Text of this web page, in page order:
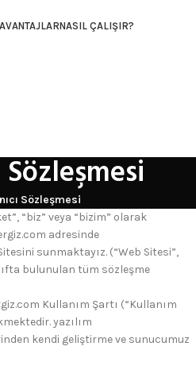
NASIL ÇALIŞIR?
Sözleşmesi
Sözleşmesi
“biz” veya “bizim” olarak
adresinde
sunmaktayız. (“Web Sitesi”,
bulunulan tüm sözleşme
Kullanım Şartı (“Kullanım
yazılım
kendi geliştirme ve sunucumuz